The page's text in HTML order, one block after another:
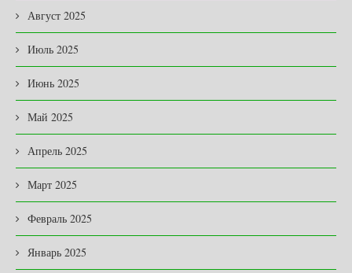
Август 2025
Июль 2025
Июнь 2025
Май 2025
Апрель 2025
Март 2025
Февраль 2025
Январь 2025